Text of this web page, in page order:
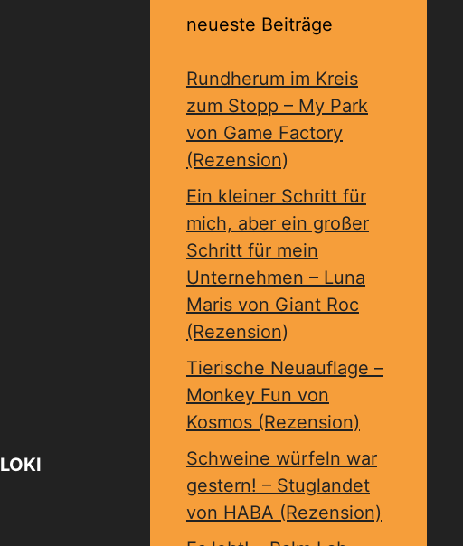
LOKI
neueste Beiträge
Rundherum im Kreis
zum Stopp – My Park
von Game Factory
(Rezension)
Ein kleiner Schritt für
mich, aber ein großer
Schritt für mein
Unternehmen – Luna
Maris von Giant Roc
(Rezension)
Tierische Neuauflage –
Monkey Fun von
Kosmos (Rezension)
Schweine würfeln war
gestern! – Stuglandet
von HABA (Rezension)